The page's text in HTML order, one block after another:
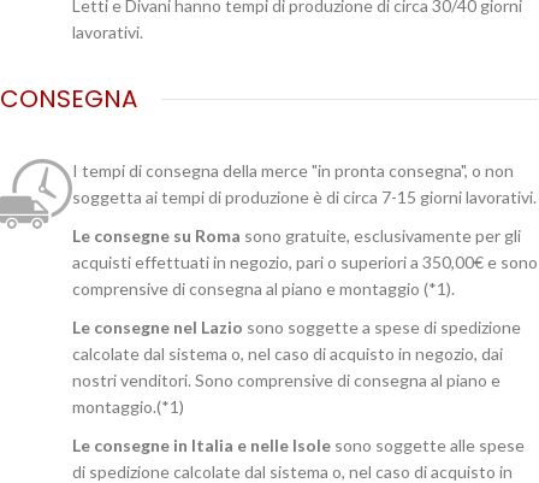
Letti e Divani hanno tempi di produzione di circa 30/40 giorni
lavorativi.
CONSEGNA
I tempi di consegna della merce "in pronta consegna", o non
soggetta ai tempi di produzione è di circa 7-15 giorni lavorativi.
Le consegne su Roma sono gratuite, esclusivamente per gli
acquisti effettuati in negozio, pari o superiori a 350,00€ e sono
comprensive di consegna al piano e montaggio (*1).
Le consegne nel Lazio sono soggette a spese di spedizione
calcolate dal sistema o, nel caso di acquisto in negozio, dai
nostri venditori. Sono comprensive di consegna al piano e
montaggio.(*1)
Le consegne in Italia e nelle Isole sono soggette alle spese
di spedizione calcolate dal sistema o, nel caso di acquisto in